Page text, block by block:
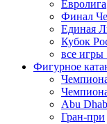
Евролига
Финал
Единая
Кубок
все
Фигурное
Abu
Гран-при